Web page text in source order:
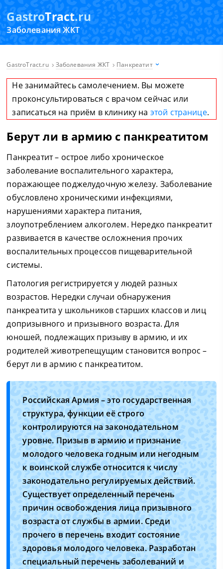
GastroTract.ru
Заболевания ЖКТ
GastroTract.ru Заболевания ЖКТ Панкреатит
Не занимайтесь самолечением. Вы можете
проконсультироваться с врачом сейчас или
записаться на приём в клинику на этой странице.
Берут ли в армию с панкреатитом
Панкреатит – острое либо хроническое
заболевание воспалительного характера,
поражающее поджелудочную железу. Заболевание
обусловлено хроническими инфекциями,
нарушениями характера питания,
злоупотреблением алкоголем. Нередко панкреатит
развивается в качестве осложнения прочих
воспалительных процессов пищеварительной
системы.
Патология регистрируется у людей разных
возрастов. Нередки случаи обнаружения
панкреатита у школьников старших классов и лиц
допризывного и призывного возраста. Для
юношей, подлежащих призыву в армию, и их
родителей животрепещущим становится вопрос –
берут ли в армию с панкреатитом.
Российская Армия – это государственная
структура, функции её строго
контролируются на законодательном
уровне. Призыв в армию и признание
молодого человека годным или негодным
к воинской службе относится к числу
законодательно регулируемых действий.
Существует определенный перечень
причин освобождения лица призывного
возраста от службы в армии. Среди
прочего в перечень входит состояние
здоровья молодого человека. Разработан
специальный перечень заболеваний и